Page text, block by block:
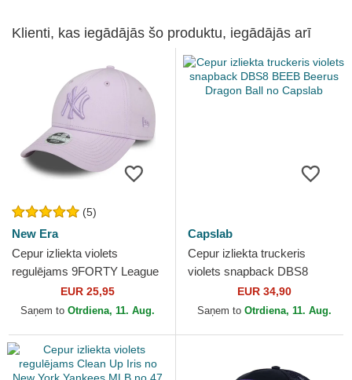
Klienti, kas iegādājās šo produktu, iegādājās arī
(5)
New Era
Cepur izliekta violets
regulējams 9FORTY League
Essential no New York
Yankees MLB no New Era
EUR 25,95
Saņem to Otrdiena, 11. Aug.
Capslab
Cepur izliekta truckeris
violets snapback DBS8
BEEB Beerus Dragon Ball no
Capslab
EUR 34,90
Saņem to Otrdiena, 11. Aug.